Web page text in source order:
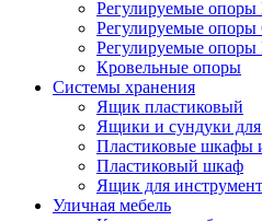
Регулируемые опоры
Регулируемые опоры
Регулируемые
Кровельные опоры
Системы хранения
Ящик пластиковый
Ящики и сундуки
Пластиковые шкафы
Пластиковый шкаф
Ящик для
Уличная мебель